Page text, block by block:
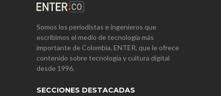
Somos los periodistas e ingenieros que
escribimos el medio de tecnología más
importante de Colombia, ENTER, que le ofrece
contenido sobre tecnología y cultura digital
desde 1996.
SECCIONES DESTACADAS